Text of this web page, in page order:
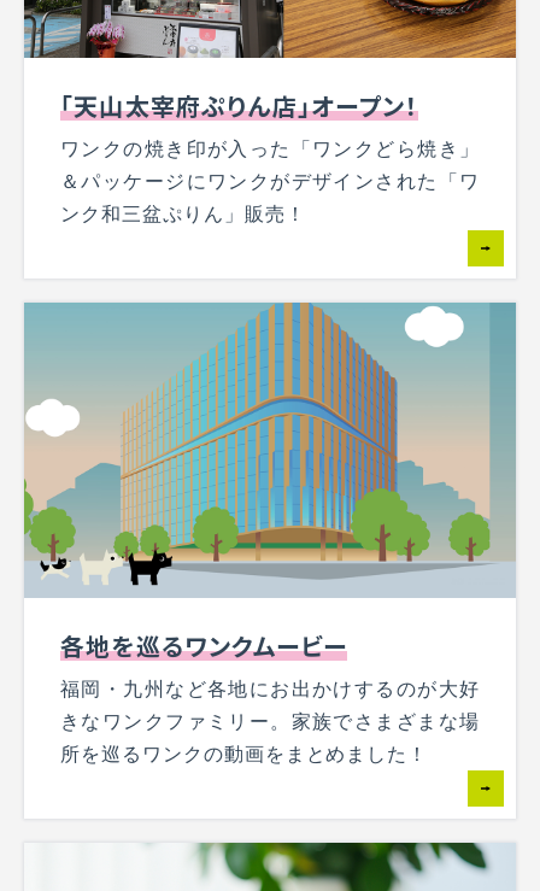
「天山太宰府ぷりん店」オープン！
ワンクの焼き印が入った「ワンクどら焼き」
＆パッケージにワンクがデザインされた「ワ
ンク和三盆ぷりん」販売！
各地を巡るワンクムービー
福岡・九州など各地にお出かけするのが大好
きなワンクファミリー。家族でさまざまな場
所を巡るワンクの動画をまとめました！